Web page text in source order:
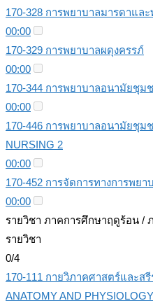
170-328 การพยาบาลมารดาและ
00:00
170-329 การพยาบาลผดุงครรภ์
00:00
170-344 การพยาบาลอนามัยชุม
00:00
170-446 การพยาบาลอนามัยชุม
NURSING 2
00:00
170-452 การจัดการทางการพย
00:00
รายวิชา ภาคการศึกษาฤดูร้อน /
รายวิชา
0/4
170-111 กายวิภาคศาสตร์และส
ANATOMY AND